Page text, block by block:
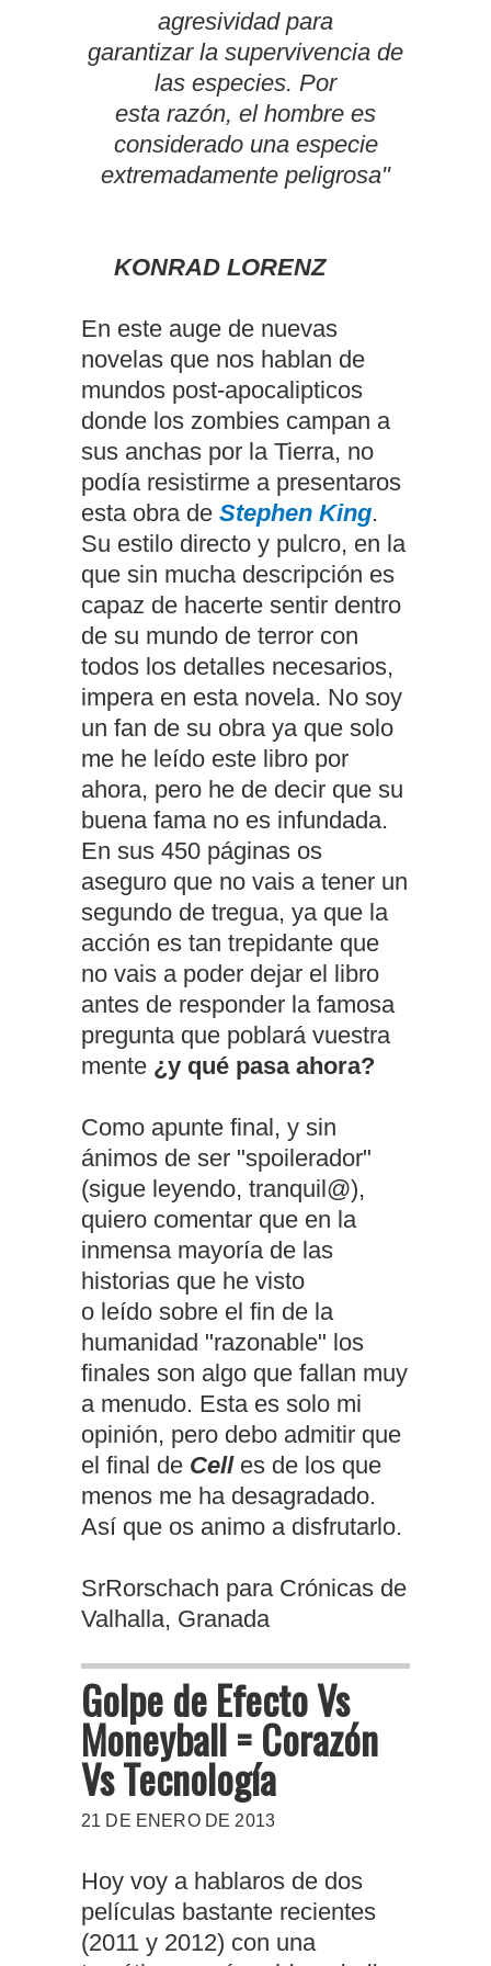
agresividad para
garantizar la supervivencia de
las especies. Por
esta razón, el hombre es
considerado una especie
extremadamente peligrosa"
KONRAD LORENZ
En este auge de nuevas
novelas que nos hablan de
mundos post-apocalipticos
donde los zombies campan a
sus anchas por la Tierra, no
podía resistirme a presentaros
esta obra de Stephen King.
Su estilo directo y pulcro, en la
que sin mucha descripción es
capaz de hacerte sentir dentro
de su mundo de terror con
todos los detalles necesarios,
impera en esta novela. No soy
un fan de su obra ya que solo
me he leído este libro por
ahora, pero he de decir que su
buena fama no es infundada.
En sus 450 páginas os
aseguro que no vais a tener un
segundo de tregua, ya que la
acción es tan trepidante que
no vais a poder dejar el libro
antes de responder la famosa
pregunta que poblará vuestra
mente ¿y qué pasa ahora?
Como apunte final, y sin
ánimos de ser "spoilerador"
(sigue leyendo, tranquil@),
quiero comentar que en la
inmensa mayoría de las
historias que he visto
o leído sobre el fin de la
humanidad "razonable" los
finales son algo que fallan muy
a menudo. Esta es solo mi
opinión, pero debo admitir que
el final de Celles de los que
menos me ha desagradado.
Así que os animo a disfrutarlo.
SrRorschach para Crónicas de
Valhalla, Granada
Golpe de Efecto Vs
Moneyball = Corazón
Vs Tecnología
21 DE ENERO DE 2013
Hoy voy a hablaros de dos
películas bastante recientes
(2011 y 2012) con una